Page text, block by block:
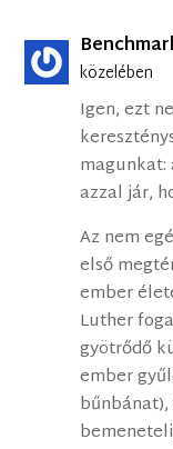
közelében
Igen, ezt
magunkat:
azzal jár,
Az nem
első
ember
Luther
gyötrődő
ember